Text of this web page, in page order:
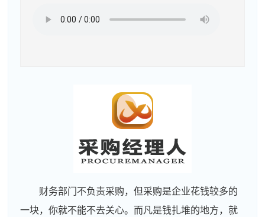
财务部门不负责采购，但采购是企业花钱较多的
一块，你就不能不去关心。而凡是钱扎堆的地方，就